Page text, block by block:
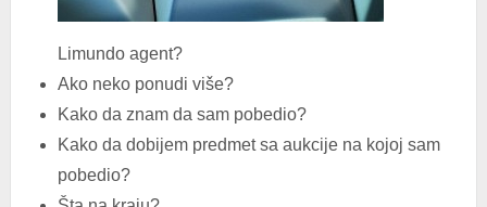
Limundo agent?
Ako neko ponudi više?
Kako da znam da sam pobedio?
Kako da dobijem predmet sa aukcije na kojoj sam
pobedio?